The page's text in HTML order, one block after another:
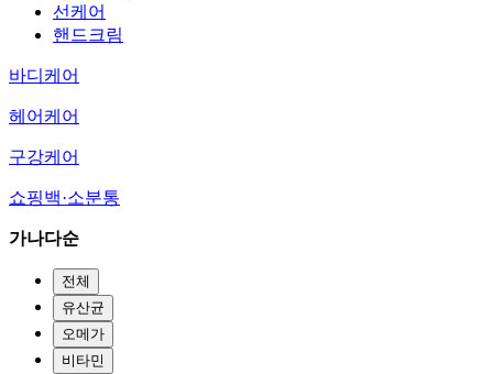
선케어
핸드크림
바디케어
헤어케어
구강케어
쇼핑백·소분통
가나다순
전체
유산균
오메가
비타민